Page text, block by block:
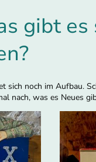
gibt es
sich noch im Aufbau.
nach, was es Neues